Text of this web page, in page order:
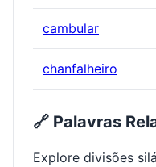
cambular
chanfalheiro
🔗 Palavras
Explore divisões